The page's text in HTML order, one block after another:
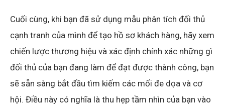
Cuối cùng, khi bạn đã sử dụng mẫu phân tích đối thủ
cạnh tranh của mình để tạo hồ sơ khách hàng, hãy xem
chiến lược thương hiệu và xác định chính xác những gì
đối thủ của bạn đang làm để đạt được thành công, bạn
sẽ sẵn sàng bắt đầu tìm kiếm các mối đe dọa và cơ
hội. Điều này có nghĩa là thu hẹp tầm nhìn của bạn vào